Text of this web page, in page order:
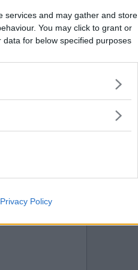
services and may gather and store
You may click to grant or
for below specified purposes
Privacy Policy
du bli